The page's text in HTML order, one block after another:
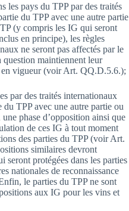
les pays du TPP par des traités
du TPP avec une autre partie
(y compris les IG qui seront
en principe), les règles
ne seront pas affectés par le
question maintiennent leur
en vigueur (voir Art. QQ.D.5.6.);
par des traités internationaux
TPP avec une autre partie ou
phase d’opposition ainsi que
de ces IG à tout moment
des parties du TPP (voir Art.
similaires devront
seront protégées dans les parties
nationales de reconnaissance
le parties du TPP ne sont
aux IG pour les vins et